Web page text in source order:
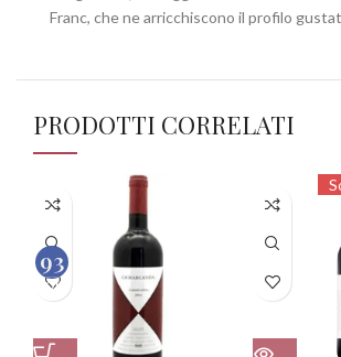
Franc, che ne arricchiscono il profilo
PRODOTTI CORRELATI
93
100